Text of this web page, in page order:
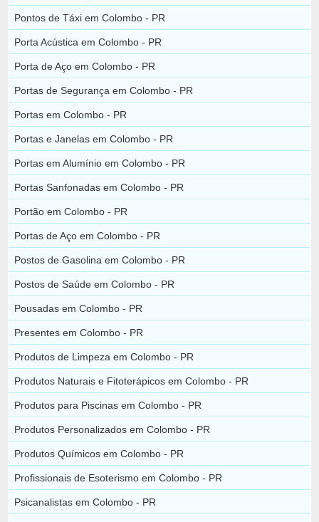
Pontos de Táxi em Colombo - PR
Porta Acústica em Colombo - PR
Porta de Aço em Colombo - PR
Portas de Segurança em Colombo - PR
Portas em Colombo - PR
Portas e Janelas em Colombo - PR
Portas em Alumínio em Colombo - PR
Portas Sanfonadas em Colombo - PR
Portão em Colombo - PR
Portas de Aço em Colombo - PR
Postos de Gasolina em Colombo - PR
Postos de Saúde em Colombo - PR
Pousadas em Colombo - PR
Presentes em Colombo - PR
Produtos de Limpeza em Colombo - PR
Produtos Naturais e Fitoterápicos em Colombo - PR
Produtos para Piscinas em Colombo - PR
Produtos Personalizados em Colombo - PR
Produtos Químicos em Colombo - PR
Profissionais de Esoterismo em Colombo - PR
Psicanalistas em Colombo - PR